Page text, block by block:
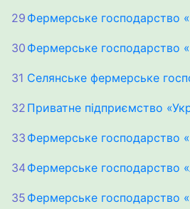
29 Фермерське господарство
30 Фермерське господарство
31 Селянське фермерське
32 Приватне підприємство
33 Фермерське господарство
34Фермерське господарство
35 Фермерське господарство